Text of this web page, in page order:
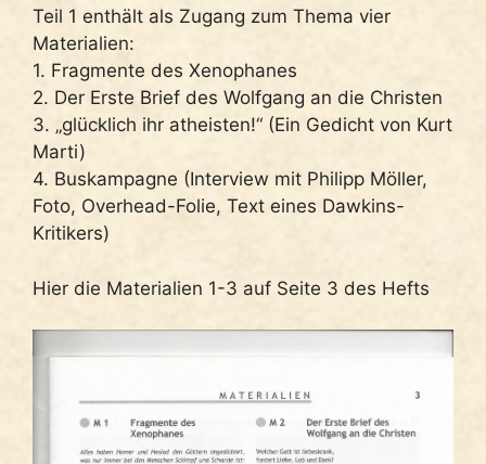
Teil 1 enthält als Zugang zum Thema vier
Materialien:
1. Fragmente des Xenophanes
2. Der Erste Brief des Wolfgang an die Christen
3. „glücklich ihr atheisten!“ (Ein Gedicht von Kurt
Marti)
4. Buskampagne (Interview mit Philipp Möller,
Foto, Overhead-Folie, Text eines Dawkins-
Kritikers)
Hier die Materialien 1-3 auf Seite 3 des Hefts